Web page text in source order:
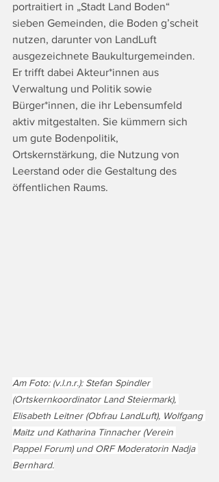
portraitiert in „Stadt Land Boden“
sieben Gemeinden, die Boden g’scheit
nutzen, darunter von LandLuft
ausgezeichnete Baukulturgemeinden.
Er trifft dabei Akteur*innen aus
Verwaltung und Politik sowie
Bürger*innen, die ihr Lebensumfeld
aktiv mitgestalten. Sie kümmern sich
um gute Bodenpolitik,
Ortskernstärkung, die Nutzung von
Leerstand oder die Gestaltung des
öffentlichen Raums.
Am Foto: (v.l.n.r.): Stefan Spindler
(Ortskernkoordinator Land Steiermark),
Elisabeth Leitner (Obfrau LandLuft), Wolfgang
Maitz und Katharina Tinnacher (Verein
Pappel Forum) und ORF Moderatorin Nadja
Bernhard.